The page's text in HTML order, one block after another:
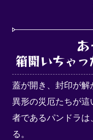
あ
箱開いちゃ
蓋が開き、封印が
異形の災厄たちが
者であるパンドラ
る。